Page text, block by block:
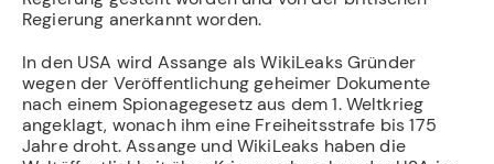
Regierung anerkannt worden.
In den USA wird Assange als WikiLeaks Gründer
wegen der Veröffentlichung geheimer Dokumente
nach einem Spionagegesetz aus dem 1. Weltkrieg
angeklagt, wonach ihm eine Freiheitsstrafe bis 175
Jahre droht. Assange und WikiLeaks haben die